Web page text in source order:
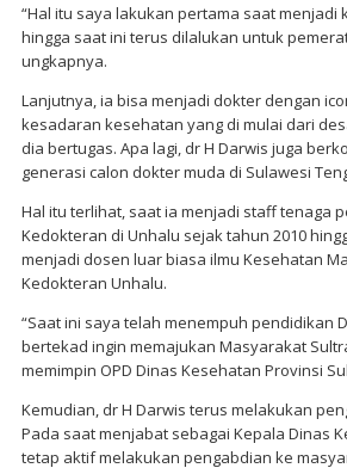
“Hal itu saya lakukan pertama saat menjadi
hingga saat ini terus dilalukan untuk
ungkapnya.
Lanjutnya, ia bisa menjadi dokter dengan
kesadaran kesehatan yang di mulai dari
dia bertugas. Apa lagi, dr H Darwis juga
generasi calon dokter muda di Sulawesi
Hal itu terlihat, saat ia menjadi staff tenaga
Kedokteran di Unhalu sejak tahun 2010
menjadi dosen luar biasa ilmu Kesehatan
Kedokteran Unhalu.
“Saat ini saya telah menempuh pendidikan
bertekad ingin memajukan Masyarakat
memimpin OPD Dinas Kesehatan Provinsi
Kemudian, dr H Darwis terus melakukan
Pada saat menjabat sebagai Kepala Dinas
tetap aktif melakukan pengabdian ke